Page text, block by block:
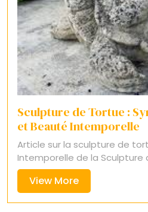
Sculpture de Tortue :
et Beauté Intemporelle
Article sur la sculpture de
Intemporelle de la Sculpture
View MoreView
More